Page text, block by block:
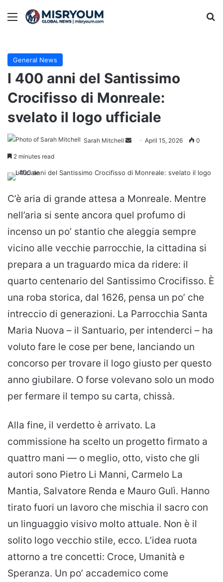
Menu
General News
I 400 anni del Santissimo
Crocifisso di Monreale:
svelato il logo ufficiale
Sarah Mitchell
Send April 15, 2026 0
2 minutes read
C’è aria di grande attesa a Monreale. Mentre
nell’aria si sente ancora quel profumo di
incenso un po’ stantio che aleggia sempre
vicino alle vecchie parrocchie, la cittadina si
prepara a un traguardo mica da ridere: il
quarto centenario del Santissimo Crocifisso. È
una roba storica, dal 1626, pensa un po’ che
intreccio di generazioni. La Parrocchia Santa
Maria Nuova – il Santuario, per intenderci – ha
voluto fare le cose per bene, lanciando un
concorso per trovare il logo giusto per questo
anno giubilare. O forse volevano solo un modo
per fermare il tempo su carta, chissà.
Alla fine, il verdetto è arrivato. La
commissione ha scelto un progetto firmato a
quattro mani — o meglio, otto, visto che gli
autori sono Pietro Li Manni, Carmelo La
Mantia, Salvatore Renda e Mauro Gulì. Hanno
tirato fuori un lavoro che mischia il sacro con
un linguaggio visivo molto attuale. Non è il
solito logo vecchio stile, ecco. L’idea ruota
attorno a tre concetti: Croce, Umanità e
Speranza. Un po’ accademico come